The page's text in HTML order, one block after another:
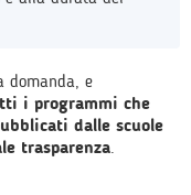
domanda, e
i programmi che
dalle scuole
trasparenza.